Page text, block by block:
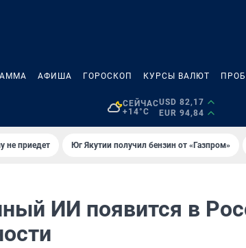
АФИША ГОРОСКОП КУРСЫ ВАЛЮТ
СЕЙЧАС
+14°C
USD 82,17
EUR 94,84
не приедет Юг Якутии получил бензин от «Газпром»
ИИ появится в